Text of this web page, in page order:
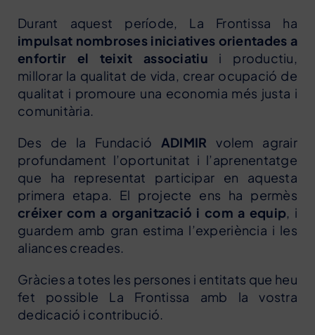
Durant aquest període, La Frontissa ha
impulsat nombroses iniciatives orientades a
enfortir el teixit associatiu i productiu,
millorar la qualitat de vida, crear ocupació de
qualitat i promoure una economia més justa i
comunitària.
Des de la Fundació ADIMIR volem agrair
profundament l’oportunitat i l’aprenentatge
que ha representat participar en aquesta
primera etapa. El projecte ens ha permès
créixer com a organització i com a equip , i
guardem amb gran estima l’experiència i les
aliances creades.
Gràcies a totes les persones i entitats que heu
fet possible La Frontissa amb la vostra
dedicació i contribució.